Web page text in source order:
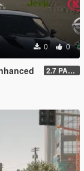
0 0
2.7 PART 4